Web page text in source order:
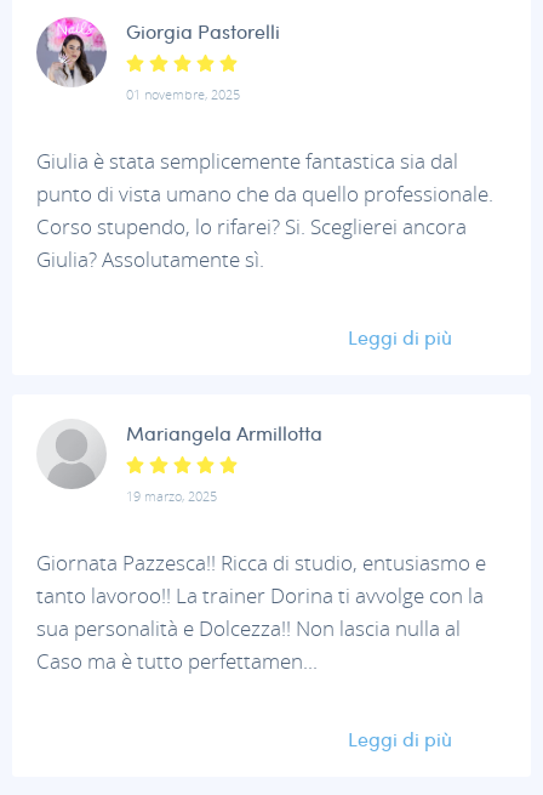
Giorgia Pastorelli
01 novembre, 2025
Giulia è stata semplicemente fantastica sia dal
punto di vista umano che da quello professionale.
Corso stupendo, lo rifarei? Si. Sceglierei ancora
Giulia? Assolutamente sì.
Leggi di più
Mariangela Armillotta
19 marzo, 2025
Giornata Pazzesca!! Ricca di studio, entusiasmo e
tanto lavoroo!! La trainer Dorina ti avvolge con la
sua personalità e Dolcezza!! Non lascia nulla al
Caso ma è tutto perfettamen...
Leggi di più